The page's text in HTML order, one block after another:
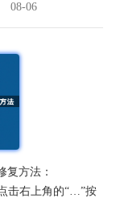
08-06
复方法：
击右上角的“…”按